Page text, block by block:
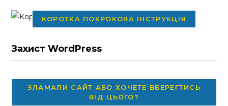
КОРОТКА ПОКРОКОВА ІНСТРУКЦІЯ
Захист WordPress
ЗЛАМАЛИ САЙТ АБО ХОЧЕТЕ ВБЕРЕГТИСЬ
ВІД ЦЬОГО?